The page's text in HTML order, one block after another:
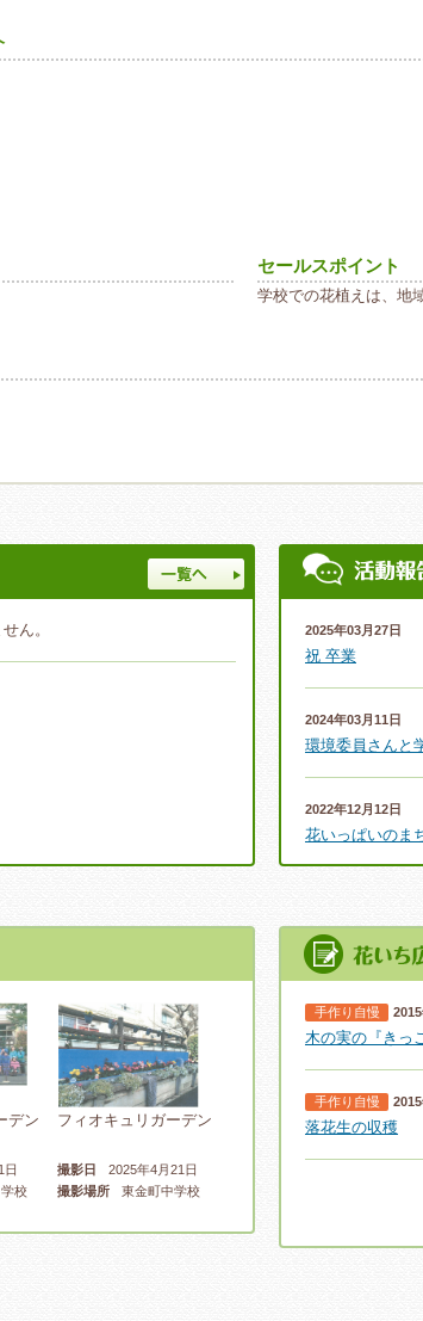
セールスポイント
学校での花植えは、地
ん。 2025年03月27日
祝 卒業
2024年03月11日
環境委員さんと
2022年12月12日
花いっぱいのま
生徒会・環境委
今年度初めて
卒業式の準備
デン
日
校
フィオキュリガーデン
撮影日
2025年4月21日
撮影場所
東金町中学校
手作り自慢
木の実の『きっ
手作り自慢
落花生の収穫